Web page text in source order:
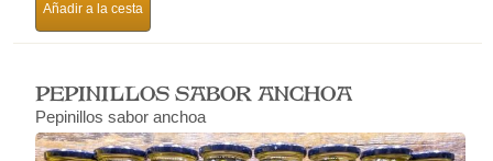
Añadir a la cesta
PEPINILLOS SABOR ANCHOA
Pepinillos sabor anchoa